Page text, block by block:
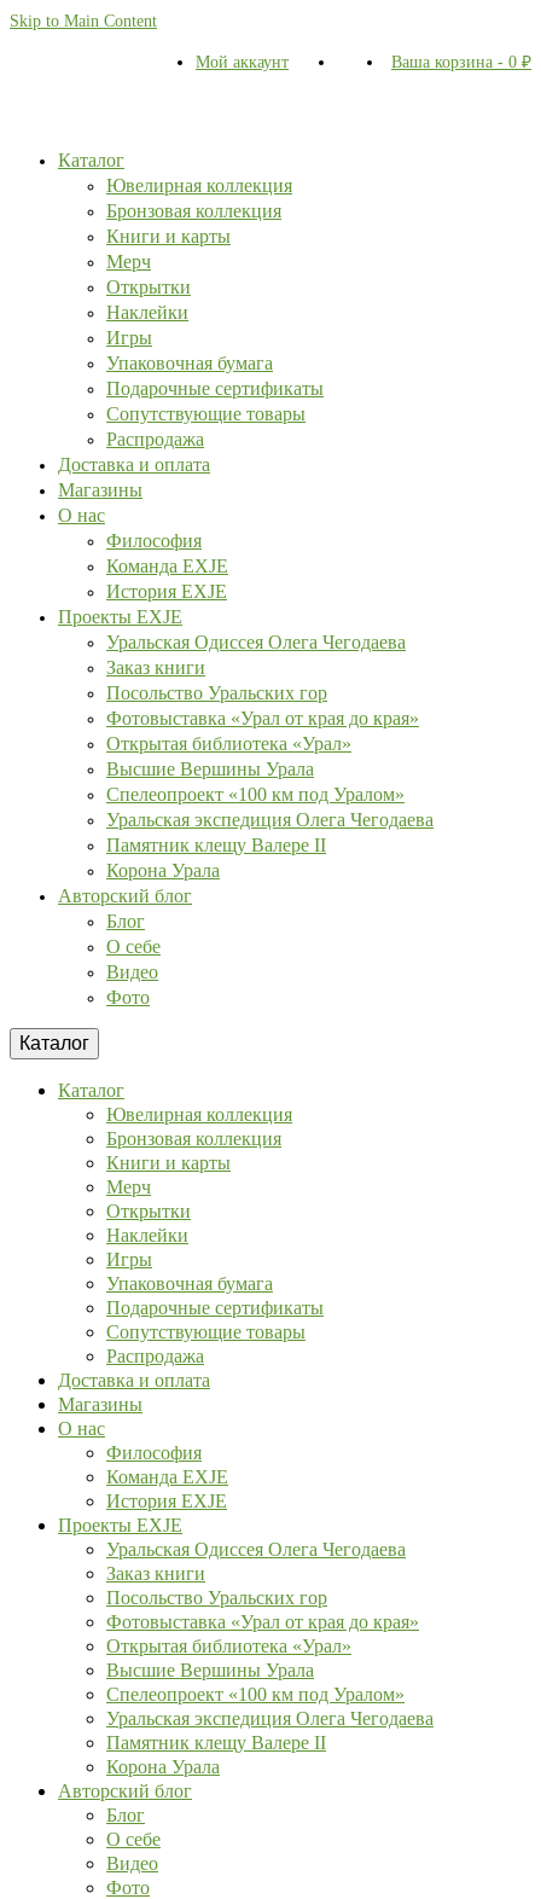
Skip to Main Content
Мой аккаунт Ваша корзина - 0 ₽
Каталог
Ювелирная коллекция
Бронзовая коллекция
Книги и карты
Мерч
Открытки
Наклейки
Игры
Упаковочная бумага
Подарочные сертификаты
Сопутствующие товары
Распродажа
Доставка и оплата
Магазины
О нас
Философия
Команда EXJE
История EXJE
Проекты EXJE
Уральская Одиссея Олега Чегодаева
Заказ книги
Посольство Уральских гор
Фотовыставка «Урал от края до края»
Открытая библиотека «Урал»
Высшие Вершины Урала
Спелеопроект «100 км под Уралом»
Уральская экспедиция Олега Чегодаева
Памятник клещу Валере II
Корона Урала
Авторский блог
Блог
О себе
Видео
Фото
Каталог
Каталог
Ювелирная коллекция
Бронзовая коллекция
Книги и карты
Мерч
Открытки
Наклейки
Игры
Упаковочная бумага
Подарочные сертификаты
Сопутствующие товары
Распродажа
Доставка и оплата
Магазины
О нас
Философия
Команда EXJE
История EXJE
Проекты EXJE
Уральская Одиссея Олега Чегодаева
Заказ книги
Посольство Уральских гор
Фотовыставка «Урал от края до края»
Открытая библиотека «Урал»
Высшие Вершины Урала
Спелеопроект «100 км под Уралом»
Уральская экспедиция Олега Чегодаева
Памятник клещу Валере II
Корона Урала
Авторский блог
Блог
О себе
Видео
Фото